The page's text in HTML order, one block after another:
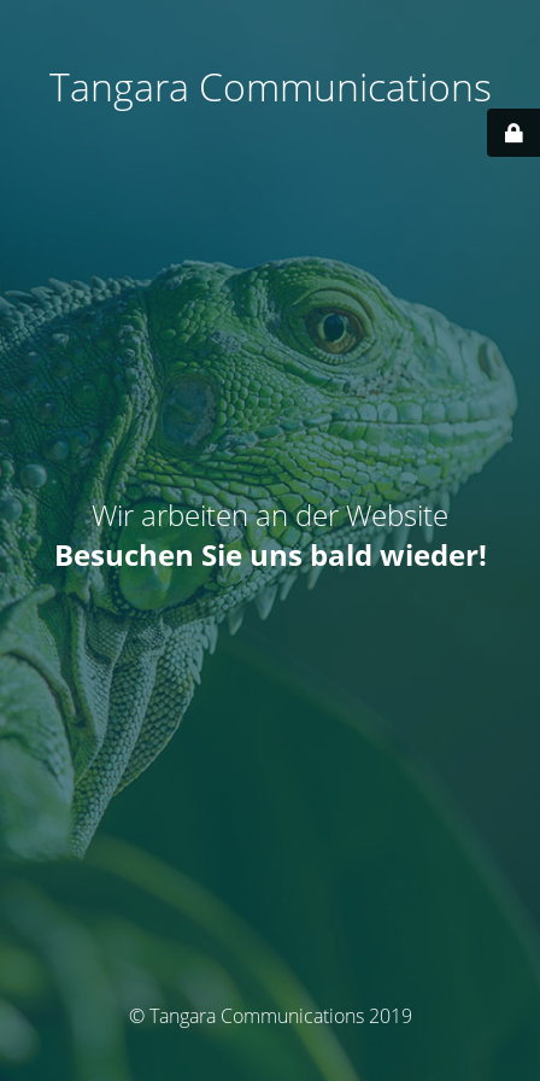
Tangara Communications
Wir arbeiten an der Website
Besuchen Sie uns bald wieder!
© Tangara Communications 2019